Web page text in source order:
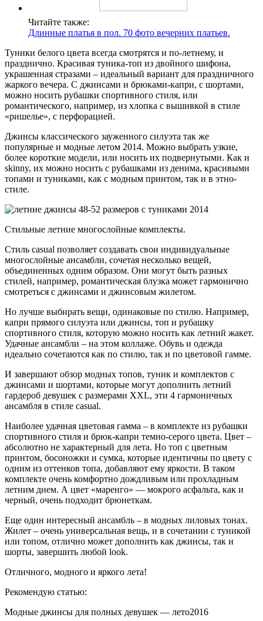
Читайте также:
Длинные платья в пол. 70 фото вечерних платьев.
Туники белого цвета всегда смотрятся и по-летнему, и
празднично. Красивая туника-топ из двойного шифона,
украшенная стразами – идеальный вариант для праздничного
жаркого вечера. С джинсами и брюками-капри, с шортами,
можно носить рубашки спортивного стиля, или
романтического, например, из хлопка с вышивкой в стиле
«ришелье», с перфорацией.
Джинсы классического зауженного силуэта так же
популярные и модные летом 2014. Можно выбрать узкие,
более короткие модели, или носить их подвернутыми. Как и
skinny, их можно носить с рубашками из денима, красивыми
топами и туниками, как с модным принтом, так и в этно-
стиле.
Стильные летние многослойные комплекты.
Стиль casual позволяет создавать свои индивидуальные
многослойные ансамбли, сочетая несколько вещей,
объединенных одним образом. Они могут быть разных
стилей, например, романтическая блузка может гармонично
смотреться с джинсами и джинсовым жилетом.
Но лучше выбирать вещи, одинаковые по стилю. Например,
капри прямого силуэта или джинсы, топ и рубашку
спортивного стиля, которую можно носить как летний жакет.
Удачные ансамбли – на этом коллаже. Обувь и одежда
идеально сочетаются как по стилю, так и по цветовой гамме.
И завершают обзор модных топов, туник и комплектов с
джинсами и шортами, которые могут дополнить летний
гардероб девушек с размерами XXL, эти 4 гармоничных
ансамбля в стиле casual.
Наиболее удачная цветовая гамма – в комплекте из рубашки
спортивного стиля и брюк-капри темно-серого цвета. Цвет –
абсолютно не характерный для лета. Но топ с цветным
принтом, босоножки и сумка, которые идентичны по цвету с
одним из оттенков топа, добавляют ему яркости. В таком
комплекте очень комфортно дождливым или прохладным
летним днем. А цвет «маренго» — мокрого асфальта, как и
черный, очень подходит брюнеткам.
Еще один интересный ансамбль – в модных лиловых тонах.
Жилет – очень универсальная вещь, и в сочетании с туникой
или топом, отлично может дополнить как джинсы, так и
шорты, завершить любой look.
Отличного, модного и яркого лета!
Рекомендую статью:
Модные джинсы для полных девушек — лето2016